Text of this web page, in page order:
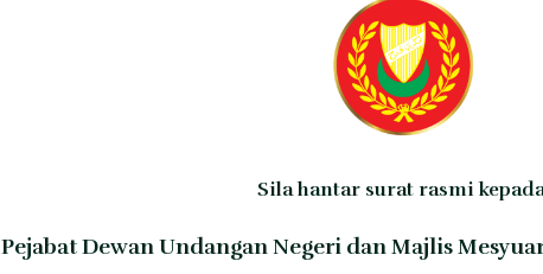
Sila hantar surat rasmi
Pejabat Dewan Undangan Negeri dan Majlis